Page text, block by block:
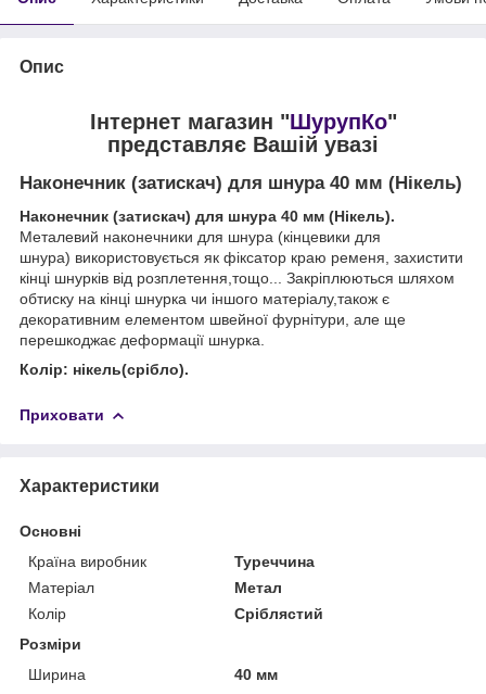
Опис
Інтернет магазин "ШурупКо"
представляє Вашій увазі
Наконечник (затискач) для шнура 40 мм (Нікель)
Наконечник (затискач) для шнура 40 мм (Нікель).
Металевий наконечники для шнура (кінцевики для
шнура) використовується як фіксатор краю ременя, захистити
кінці шнурків від розплетення,тощо... Закріплюються шляхом
обтиску на кінці шнурка чи іншого матеріалу,також є
декоративним елементом швейної фурнітури, але ще
перешкоджає деформації шнурка.
Колір: нікель(срібло).
Приховати
Характеристики
Основні
Країна виробник
Туреччина
Матеріал
Метал
Колір
Сріблястий
Розміри
Ширина
40 мм